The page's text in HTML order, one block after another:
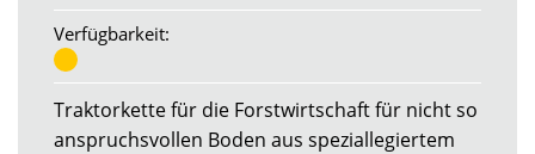
Verfügbarkeit:
Traktorkette für die Forstwirtschaft für nicht so
anspruchsvollen Boden aus speziallegiertem